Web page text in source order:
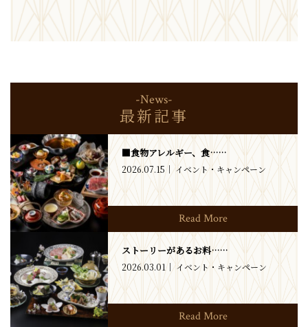
-News-
最新記事
■食物アレルギー、食……
2026.07.15 イベント・キャンペーン
Read More
ストーリーがあるお料……
2026.03.01 イベント・キャンペーン
Read More